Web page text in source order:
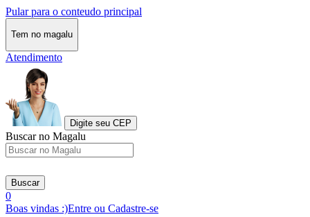
Pular para o conteudo principal
Tem no magalu
Atendimento
Digite seu CEP
Buscar no Magalu
Buscar
0
Boas vindas :)Entre ou Cadastre-se